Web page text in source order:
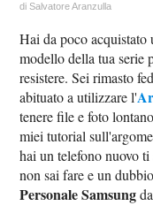
diSalvatore Aranzulla
Hai da poco
modello della tua serie
resistere. Sei rimasto
abituato a utilizzare l'
tenere file e foto
miei tutorial
hai un telefono nuovo
non sai fare e un
Personale Samsung